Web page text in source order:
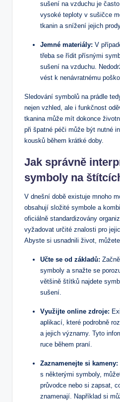
sušení na vzduchu je
vysoké teploty v sušičce
tkanin a snížení jejich
Jemné materiály: V
třeba se řídit přísnými
sušení na vzduchu.
vést k nenávratnému
Sledování symbolů na prádle
nejen vzhled, ale i funkčnost
tkanina může mít dokonce
při špatné péči může být nutné
kousků během krátké doby.
Jak správně
symboly na
V dnešní době existuje mnoho
obsahují složité symbole a
oficiálně standardizovány
vyžadovat určité znalosti pro
Abyste si usnadnili život,
Učte se od základů:
symboly a snažte se
většině štítků najdete
sušení.
Využijte online zdroje:
aplikací, které podrobně
a jejich významy. Tyto
ruce během praní.
Zaznamenejte si kameny:
s některými symboly,
průvodce nebo si zapsat,
znamenají. Například si